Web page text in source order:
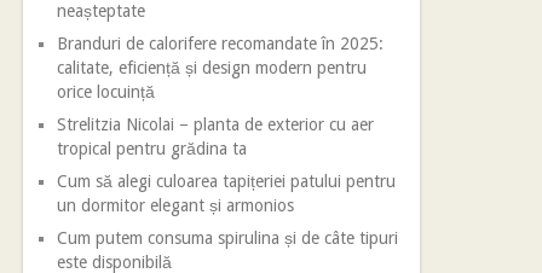
neașteptate
Branduri de calorifere recomandate în 2025:
calitate, eficiență și design modern pentru
orice locuință
Strelitzia Nicolai – planta de exterior cu aer
tropical pentru grădina ta
Cum să alegi culoarea tapițeriei patului pentru
un dormitor elegant și armonios
Cum putem consuma spirulina și de câte tipuri
este disponibilă